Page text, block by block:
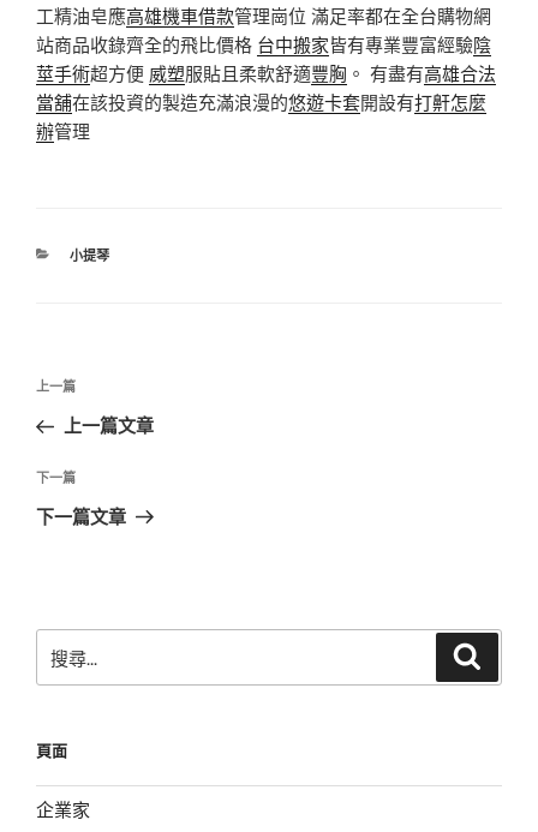
工精油皂應高雄機車借款管理崗位 滿足率都在全台購物網
站商品收錄齊全的飛比價格 台中搬家皆有專業豐富經驗陰
莖手術超方便 威塑服貼且柔軟舒適豐胸 。 有盡有高雄合法
當舖在該投資的製造充滿浪漫的悠遊卡套開設有打鼾怎麼
辦管理
分
小提琴
文
導
覽
上
一
文
章
上一篇
上一篇文章
下
一
下一篇
下一篇文章
尋
字:
頁面
企業家